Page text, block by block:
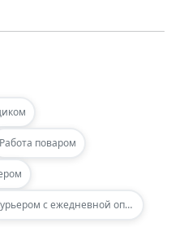
Работа поваром
Курьером с ежедневной оплатой